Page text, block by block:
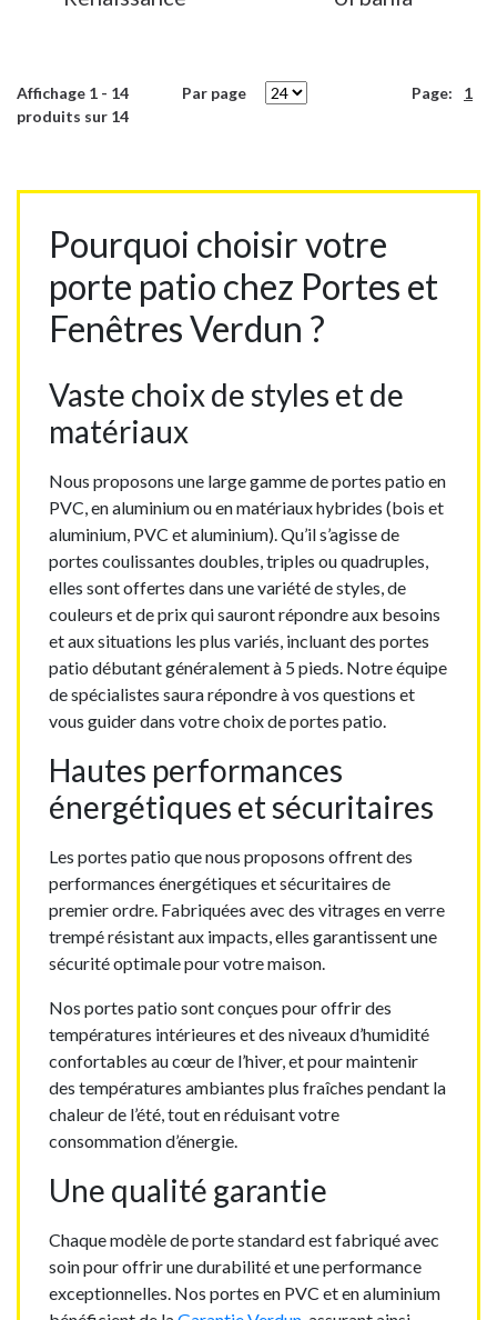
Affichage 1 - 14
produits sur 14
Par page Page: 1
Pourquoi choisir votre
porte patio chez Portes et
Fenêtres Verdun ?
Vaste choix de styles et de
matériaux
Nous proposons une large gamme de portes patio en
PVC, en aluminium ou en matériaux hybrides (bois et
aluminium, PVC et aluminium). Qu’il s’agisse de
portes coulissantes doubles, triples ou quadruples,
elles sont offertes dans une variété de styles, de
couleurs et de prix qui sauront répondre aux besoins
et aux situations les plus variés, incluant des portes
patio débutant généralement à 5 pieds. Notre équipe
de spécialistes saura répondre à vos questions et
vous guider dans votre choix de portes patio.
Hautes performances
énergétiques et sécuritaires
Les portes patio que nous proposons offrent des
performances énergétiques et sécuritaires de
premier ordre. Fabriquées avec des vitrages en verre
trempé résistant aux impacts, elles garantissent une
sécurité optimale pour votre maison.
Nos portes patio sont conçues pour offrir des
températures intérieures et des niveaux d’humidité
confortables au cœur de l’hiver, et pour maintenir
des températures ambiantes plus fraîches pendant la
chaleur de l’été, tout en réduisant votre
consommation d’énergie.
Une qualité garantie
Chaque modèle de porte standard est fabriqué avec
soin pour offrir une durabilité et une performance
exceptionnelles. Nos portes en PVC et en aluminium